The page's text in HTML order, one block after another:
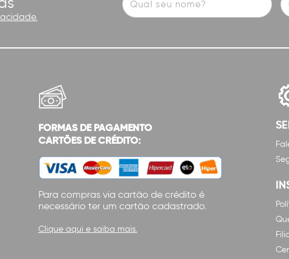
FORMAS DE PAGAMENTO
CARTÕES DE CRÉDITO:
Para compras via cartão de crédito é
necessário ter um cartão cadastrado.
Clique aqui e saiba mais.